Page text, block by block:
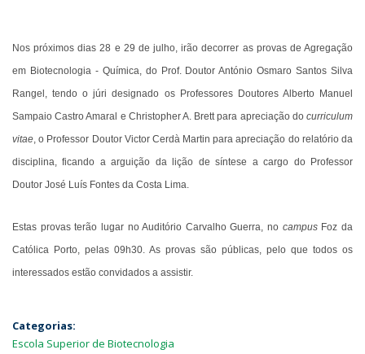
Nos próximos dias 28 e 29 de julho, irão decorrer as provas de Agregação
em Biotecnologia - Química, do Prof. Doutor António Osmaro Santos Silva
Rangel, tendo o júri designado os Professores Doutores Alberto Manuel
Sampaio Castro Amaral e Christopher A. Brett para apreciação do curriculum
vitae, o Professor Doutor Victor Cerdà Martin para apreciação do relatório da
disciplina, ficando a arguição da lição de síntese a cargo do Professor
Doutor José Luís Fontes da Costa Lima.
Estas provas terão lugar no Auditório Carvalho Guerra, no campusFoz da
Católica Porto, pelas 09h30. As provas são públicas, pelo que todos os
interessados estão convidados a assistir.
Categorias:
Escola Superior de Biotecnologia